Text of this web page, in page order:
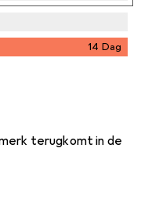
14 Dag
terugkomt in de